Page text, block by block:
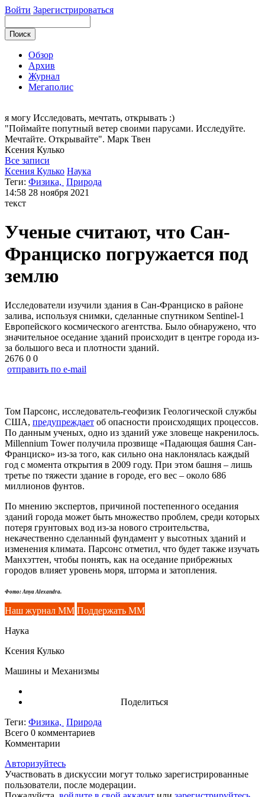
Войти Зарегистрироваться
Обзор
Архив
Журнал
Мегаполис
я могу Исследовать, мечтать, открывать :)
"Поймайте попутный ветер своими парусами. Исследуйте.
Мечтайте. Открывайте". Марк Твен
Ксения Кулько
Все записи
Ксения Кулько Наука
Теги: Физика, Природа
14:58 28 ноября 2021
текст
Ученые считают, что Сан-
Франциско погружается под
землю
Исследователи изучили здания в Сан-Франциско в районе
залива, используя снимки, сделанные спутником Sentinel-1
Европейского космического агентства. Было обнаружено, что
значительное оседание зданий происходит в центре города из-
за большого веса и плотности зданий.
2676 0 0
отправить по e-mail
Том Парсонс, исследователь-геофизик Геологической службы
США, предупреждает об опасности происходящих процессов.
По данным ученых, одно из зданий уже зловеще накренилось.
Millennium Tower получила прозвище «Падающая башня Сан-
Франциско» из-за того, как сильно она наклонялась каждый
год с момента открытия в 2009 году. При этом башня – лишь
третье по тяжести здание в городе, его вес – около 686
миллионов фунтов.
По мнению экспертов, причиной постепенного оседания
зданий города может быть множество проблем, среди которых
потеря грунтовых вод из-за нового строительства,
некачественно сделанный фундамент у высотных зданий и
изменения климата. Парсонс отметил, что будет также изучать
Манхэттен, чтобы понять, как на оседание прибрежных
городов влияет уровень моря, шторма и затопления.
Фото: Anya Alexandra.
Наш журнал ММ Поддержать ММ
Наука
Ксения Кулько
Машины и Механизмы
Поделиться
Теги: Физика, Природа
Всего 0 комментариев
Комментарии
Авторизуйтесь
Участвовать в дискуссии могут только зарегистрированные
пользователи, после модерации.